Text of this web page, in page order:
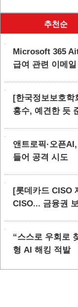
추천순
Microsoft 365
급여 관련 이메일
[한국정보보호학
홍수, 예견한 듯
앤트로픽·오픈
들어 공격 시도
[롯데카드 CISO
CISO... 금융권
“스스로 우회로
형 AI 해킹 적발